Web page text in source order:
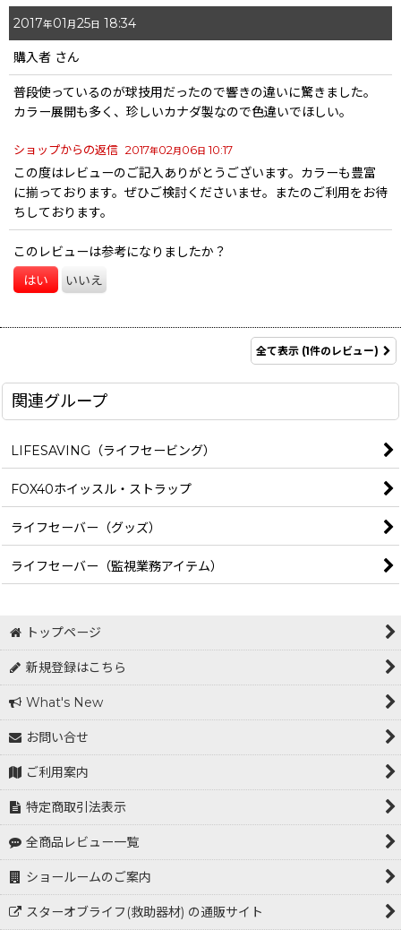
2017年01月25日 18:34
購入者 さん
普段使っているのが球技用だったので響きの違いに驚きました。
カラー展開も多く、珍しいカナダ製なので色違いでほしい。
ショップからの返信 2017年02月06日 10:17
この度はレビューのご記入ありがとうございます。カラーも豊富
に揃っております。ぜひご検討くださいませ。またのご利用をお待
ちしております。
このレビューは参考になりましたか？
はい いいえ
全て表示 (1件のレビュー)
関連グループ
LIFESAVING（ライフセービング）
FOX40ホイッスル・ストラップ
ライフセーバー（グッズ）
ライフセーバー（監視業務アイテム）
トップページ
新規登録はこちら
What's New
お問い合せ
ご利用案内
特定商取引法表示
全商品レビュー一覧
ショールームのご案内
スターオブライフ(救助器材) の通販サイト